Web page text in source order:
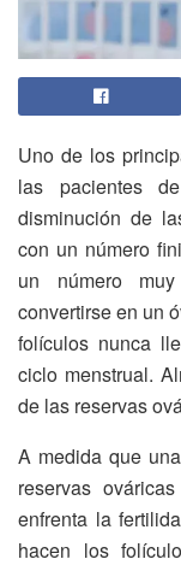
Uno de los
las pacientes
disminución de
con un número
un número
convertirse en un
folículos nunca
ciclo menstrual.
de las reservas
A medida que
reservas
enfrenta la
hacen los